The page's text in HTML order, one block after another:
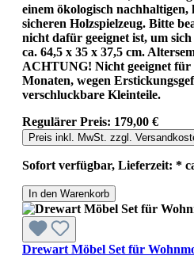
einem ökologisch
sicheren Holzspielzeug. Bitte
nicht dafür geeignet ist, um
ca. 64,5 x 35 x 37,5 cm.
ACHTUNG! Nicht geeignet
Monaten, wegen
verschluckbare Kleinteile.
Regulärer Preis: 179,00 €
Preis inkl. MwSt. zzgl.
Sofort verfügbar, Lieferzeit: *
In den Warenkorb
Drewart Möbel Set für